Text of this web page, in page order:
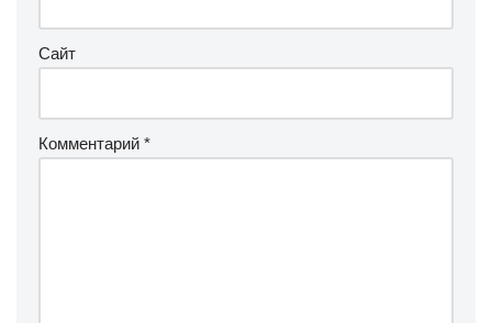
Сайт
Комментарий *